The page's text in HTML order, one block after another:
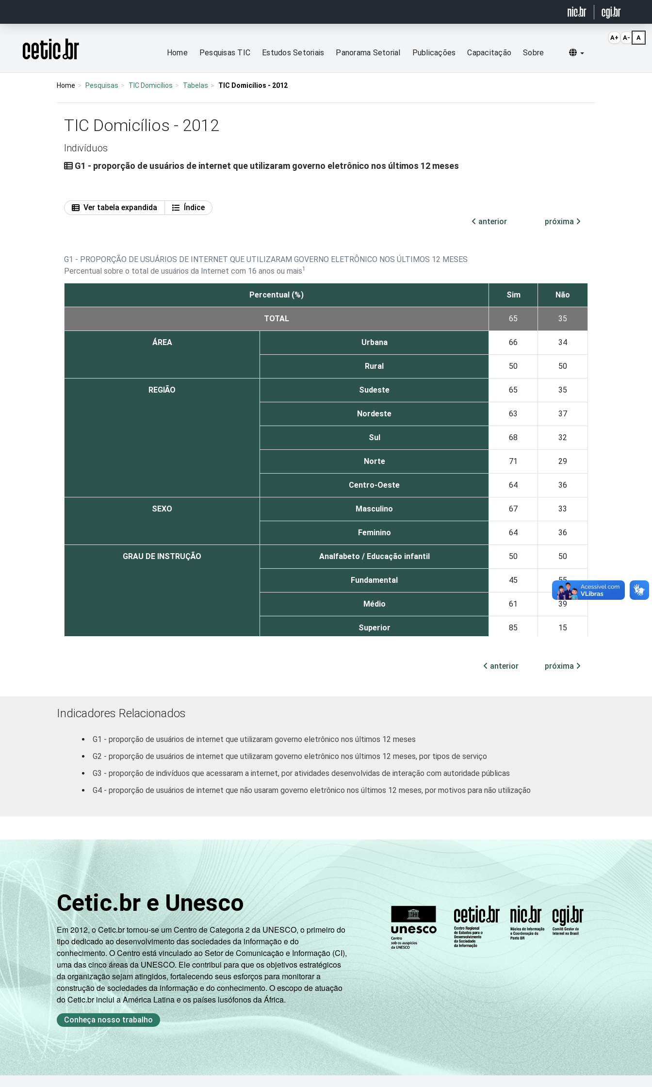
Página inicial
Home Pesquisas TIC Estudos Setoriais Panorama Setorial Publicações Capacitação Sobre Selecionar idioma
Home Pesquisas TIC Domicílios Tabelas TIC Domicílios - 2012
TIC Domicílios - 2012
Indivíduos
G1 - proporção de usuários de internet que utilizaram governo eletrônico nos últimos 12 meses
Ver tabela expandida
Índice
anterior
próxima
G1 - PROPORÇÃO DE USUÁRIOS DE INTERNET QUE UTILIZARAM GOVERNO ELETRÔNICO NOS ÚLTIMOS 12 MESES
Percentual sobre o total de usuários da Internet com 16 anos ou mais1
Percentual (%) Sim Não
TOTAL 65 35
ÁREA Urbana 66 34
Rural 50 50
REGIÃO Sudeste 65 35
Nordeste 63 37
Sul 68 32
Norte 71 29
Centro-Oeste 64 36
SEXO Masculino 67 33
Feminino 64 36
GRAU DE INSTRUÇÃO Analfabeto / Educação infantil 50 50
Fundamental 45 55
Médio 61 39
Superior 85 15
RENDA FAMILIAR Até 1 SM 47
Mais de 1 SM até 2 SM 50
Mais de 3 SM até 5 SM 70 30
CLASSE SOCIAL 88 12
74 26
48
CONDIÇÃO DE ATIVIDADE PEA 33
Não PEA 56 44
Base: 66,4 milhões de pessoas com 16 anos ou mais que usaram a Internet há menos de três meses em relação ao momento da entrevista Dados
coletados entre outubro de 2012 e fevereiro de 2013
anterior próxima
Indicadores Relacionados
G1 - proporção de usuários de internet que utilizaram governo eletrônico nos últimos 12 meses
G2 - proporção de usuários de internet que utilizaram governo eletrônico nos últimos 12 meses, por tipos de serviço
G3 - proporção de indivíduos que acessaram a internet, por atividades desenvolvidas de interação com autoridade públicas
G4 - proporção de usuários de internet que não usaram governo eletrônico nos últimos 12 meses, por motivos para não utilização
Cetic.br e Unesco
Em 2012, o Cetic.br tornou-se um Centro de Categoria 2 da UNESCO, o primeiro do
tipo dedicado ao desenvolvimento das sociedades da informação e do
conhecimento. O Centro está vinculado ao Setor de Comunicação e Informação (CI),
uma das cinco áreas da UNESCO. Ele contribui para que os objetivos estratégicos
da organização sejam atingidos, fortalecendo seus esforços para monitorar a
construção de sociedades da informação e do conhecimento. O escopo de atuação
do Cetic.br inclui a América Latina e os países lusófonos da África.
Conheça nosso trabalho
A+ A- A